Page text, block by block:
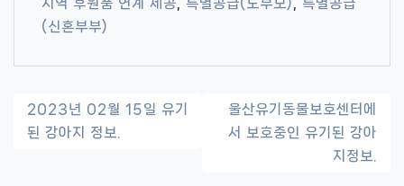
지역 후원품 연계 제공
특별공급(노부모)
특별공급
(신혼부부)
글
내
2023년 02월 15일 유기
된 강아지 정보.
울산유기동물보호센터에
서 보호중인 유기된 강아
지정보.